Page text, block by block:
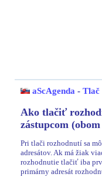
aScAgenda - Tlač
Ako tlačiť
zástupcom
Pri tlači rozhodnutí sa
adresátov. Ak má žiak
rozhodnutie tlačiť iba
primárny adresát